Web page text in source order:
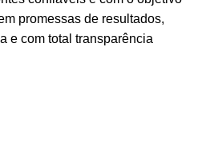
promessas de resultados,
e com total transparência